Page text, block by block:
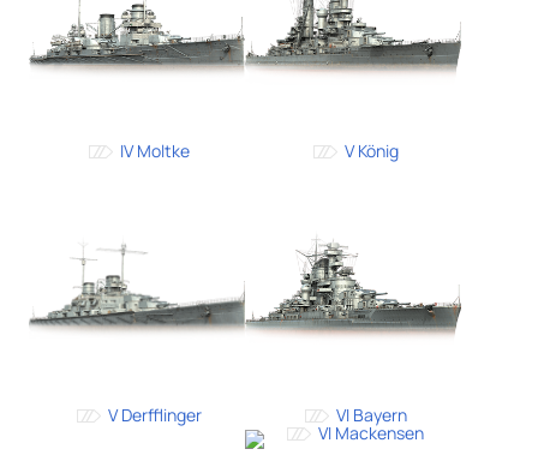
IV Moltke V König
V Derfflinger VI Bayern
VI Mackensen